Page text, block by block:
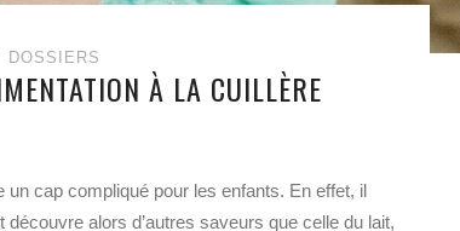
DOSSIERS
À LA CUILLÈRE
cap compliqué pour les enfants. En effet, il
découvre alors d’autres saveurs que celle du lait,